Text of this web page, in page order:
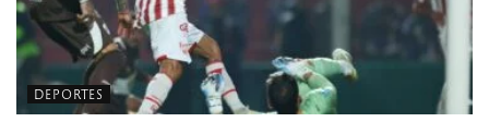
DEPORTES